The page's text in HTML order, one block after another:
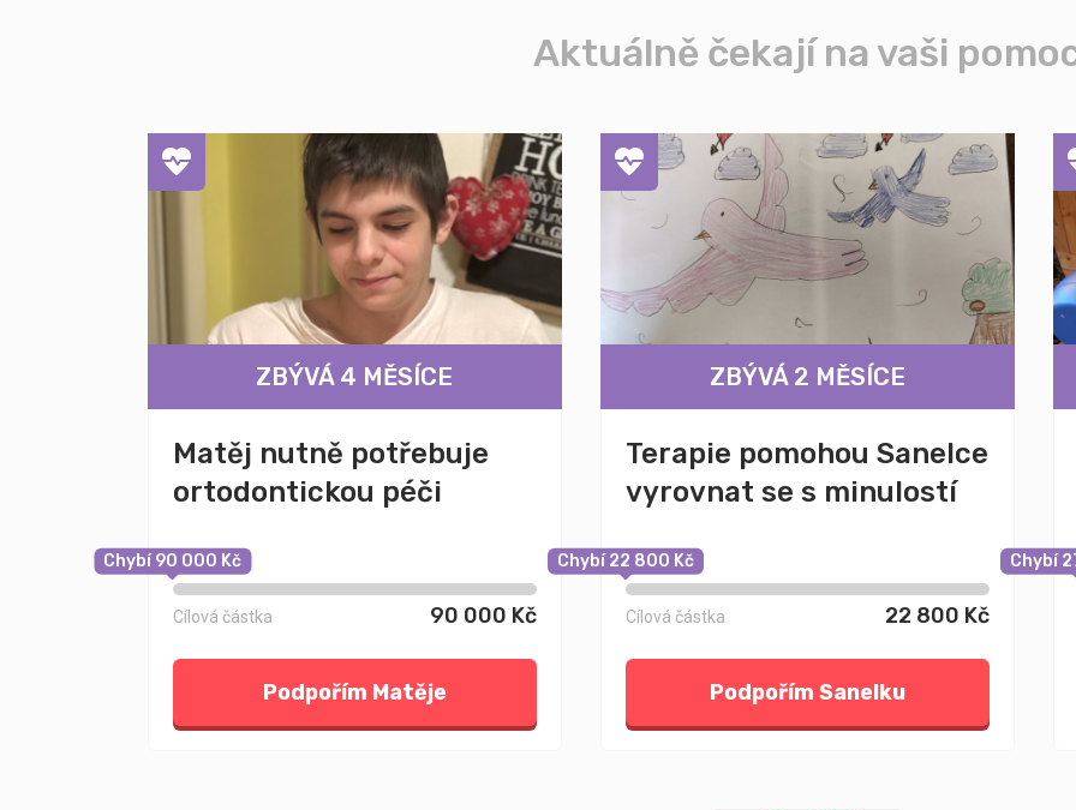
Aktuálně čekají na vaši
ZBÝVÁ 4 MĚSÍCE
Matěj nutně potřebuje
ortodontickou péči
Chybí 90 000 Kč
Cílová částka 90 000 Kč
Podpořím Matěje
ZBÝVÁ 2 MĚSÍCE
Terapie pomohou Sanelce
vyrovnat se s minulostí
Chybí 22 800 Kč
Cílová částka 22 800 Kč
Podpořím Sanelku
Chybí